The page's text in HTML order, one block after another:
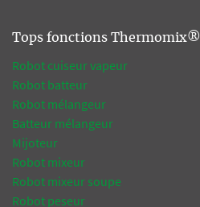
Tops fonctions Thermomix®
Robot cuiseur vapeur
Robot batteur
Robot mélangeur
Batteur mélangeur
Mijoteur
Robot mixeur
Robot mixeur soupe
Robot peseur